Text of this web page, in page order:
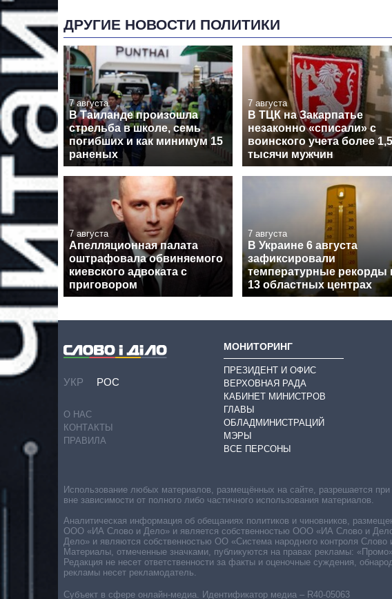
ДРУГИЕ НОВОСТИ ПОЛИТИКИ
7 августа
В Таиланде произошла
стрельба в школе, семь
погибших и как минимум 15
раненых
7 августа
В ТЦК на Закарпатье
незаконно «списали» с
воинского учета более 1,5
тысячи мужчин
7 августа
Апелляционная палата
оштрафовала обвиняемого
киевского адвоката с
приговором
7 августа
В Украине 6 августа
зафиксировали
температурные рекорды
13 областных центрах
УКР РОС
О НАС
КОНТАКТЫ
ПРАВИЛА
МОНИТОРИНГ
ПРЕЗИДЕНТ И ОФИС
ВЕРХОВНАЯ РАДА
КАБИНЕТ МИНИСТРОВ
ГЛАВЫ
ОБЛАДМИНИСТРАЦИЙ
МЭРЫ
ВСЕ ПЕРСОНЫ
Субъект в сфере онлайн-медиа. Идентификатор медиа – R40-05063
Использование любых материалов, размещённых на сайте, разрешается
вне зависимости от полного либо частичного использования материалов.
Аналитическая информация об обещаниях политиков и чиновников,
ООО «ИА Слово и Дело» и является собственностью ООО «ИА Слово и
Дело» и являются собственностью ОО «Система народного контроля Слово
Материалы, отмеченные значками, публикуются на правах рекламы:
Редакция не несет ответственности за факты и оценочные суждения,
рекламы несет рекламодатель.